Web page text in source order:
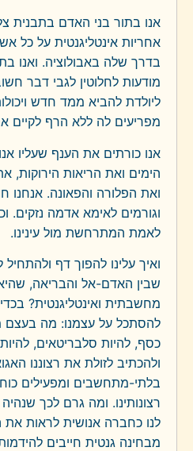
אנו בתור בני האדם בתבנית
אחריות אינטליגנטית על כל
בדרך שלה באבולוציה. ואנו
מודעות לחלוטין לגבי דבר
ליולדת להביא ממד חדש
מפריעים לה ללא הרף לקיים
אנו כורתים את הענף שעליו
הימים ואת הריאות הירוקות,
ואת הפלורה והפאונה. אנחנו
וגורמים לאימא אדמה נזקים.
לאמת המתרחשת מול עינינו.
ואיך עלינו להפוך דף
שבין האדם-אל והבריאה,
מחשבתית ואינטליגנטית?
להסתכל על עצמנו: מה בעצם
כסף, להיות סלבריטאים,
ולהכתיב לזולת את רצוננו
בלתי-מתחשבים ומפעילים
רצונותינו. ומה גרם לכך
לנו כחברה אנושית לראות
מבחינה גנטית חייבים